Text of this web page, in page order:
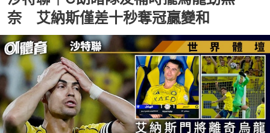
奈 艾納斯僅差十秒奪冠贏變和